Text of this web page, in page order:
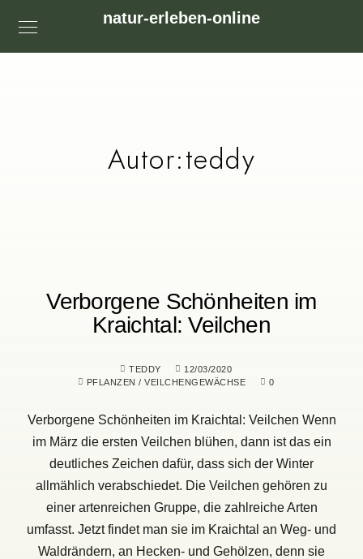
natur-erleben-online
Autor:teddy
Verborgene Schönheiten im
Kraichtal: Veilchen
TEDDY
12/03/2020
PFLANZEN /VEILCHENGEWÄCHSE 0
Verborgene Schönheiten im Kraichtal: Veilchen Wenn
im März die ersten Veilchen blühen, dann ist das ein
deutliches Zeichen dafür, dass sich der Winter
allmählich verabschiedet. Die Veilchen gehören zu
einer artenreichen Gruppe, die zahlreiche Arten
umfasst. Jetzt findet man sie im Kraichtal an Weg- und
Waldrändern, an Hecken- und Gehölzen, denn sie